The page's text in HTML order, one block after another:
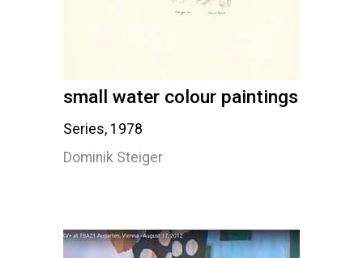
small water colour paintings
Series, 1978
Dominik Steiger